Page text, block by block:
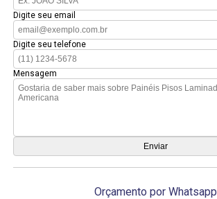
Digite seu email
Digite seu telefone
Mensagem
Orçamento por Whatsapp